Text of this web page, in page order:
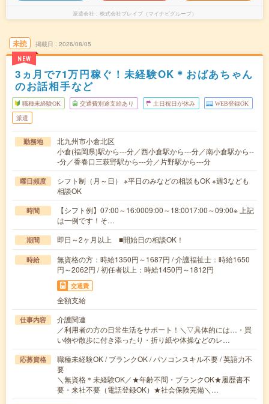
派遣会社 株式会社ブレイブ（マイナビグループ）
未読
NEW
掲載日 2026/08/05
3ヵ月で71万円稼ぐ！未経験OK＊おばあちゃん
のお話相手など
職種未経験OK 交通費別途支給あり 土日祝日が休み WEB登録OK
派遣
勤務地
北九州市小倉北区
小倉(福岡県)駅から---分／西小倉駅から---分／南小倉駅から--
-分／香春口三萩野駅から---分／片野駅から---分
曜日頻度
シフト制（月～日） ※平日のみなどの相談もOK ※週3なども
相談OK
時間
【シフト例】07:00～16:0009:00～18:0017:00～09:00※ 上記
は一例です！そ…
期間 即日～2ヶ月以上 ■開始日の相談OK！
時給
無資格の方：時給1350円～1687円 / 介護福祉士：時給1650
円～2062円 / 初任者以上：時給1450円～1812円
交通費
全額支給
仕事内容
介護関連
／利用者の方の日常生活をサポート！＼▽具体的には…・買
い物や散歩に付き添ったり・折り紙や体操などのレ…
応募資格
職種未経験OK / ブランクOK / パソコンスキル不要 / 英語力不
要
＼無資格＊未経験OK／★年齢不問・ブランクOK★履歴書不
要・来社不要（電話登録OK）★社会保険完備＼…